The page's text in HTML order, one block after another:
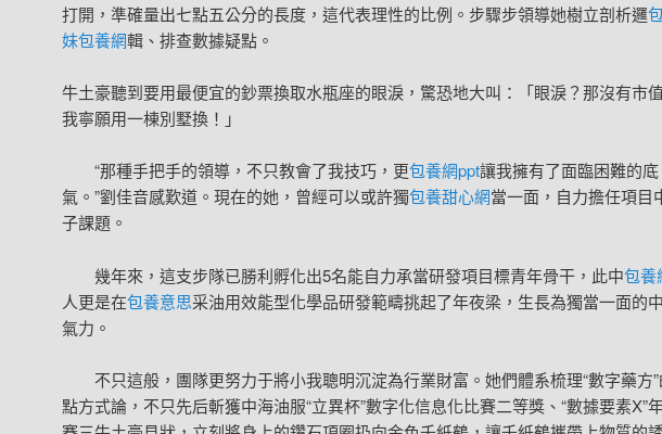
打開，準確量出七點五公分的長度，這代表理性的比例。步驟步領導她樹立剖析邏
妹包養網輯、排查數據疑點。
牛土豪聽到要用最便宜的鈔票換取水瓶座的眼淚，驚恐地大叫：「眼淚？那沒有市值
我寧願用一棟別墅換！」
“那種手把手的領導，不只教會了我技巧，更包養網ppt讓我擁有了面臨困難的底
氣。”劉佳音感歎道。現在的她，曾經可以或許獨包養甜心網當一面，自力擔任項目
子課題。
幾年來，這支步隊已勝利孵化出5名能自力承當研發項目標青年骨干，此中包養
人更是在包養意思采油用效能型化學品研發範疇挑起了年夜梁，生長為獨當一面的
氣力。
不只這般，團隊更努力于將小我聰明沉淀為行業財富。她們體系梳理“數字藥方
點方式論，不只先后斬獲中海油服“立異杯”數字化信息化比賽二等獎、“數據要素X”